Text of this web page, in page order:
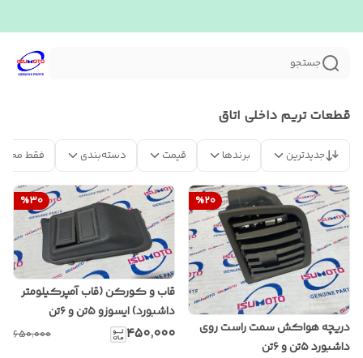
جستجو
قطعات تریم داخلی اتاق
جدیدترین برندها قیمت دسته‌بندی فقط
%20
دریچه هواکش سمت راست روی
داشبورد ۵تن و ۶تن
%30
قاب و کورکن (قاب آمپرکیلومتر
داشبورد) ایسوزو ۵تن و ۶تن
۴۵۰٬۰۰۰ ۶۵۰٬۰۰۰